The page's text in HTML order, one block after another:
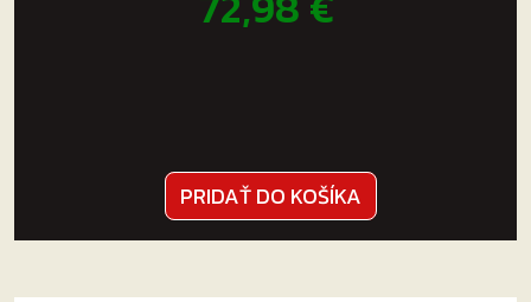
PRIDAŤ DO KOŠÍKA